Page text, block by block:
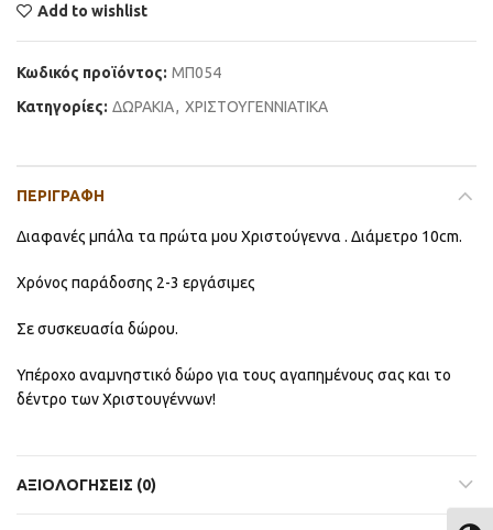
Add to wishlist
Κωδικός προϊόντος: ΜΠ054
Κατηγορίες: ΔΩΡΑΚΙΑ, ΧΡΙΣΤΟΥΓΕΝΝΙΑΤΙΚΑ
ΠΕΡΙΓΡΑΦΉ
Διαφανές μπάλα τα πρώτα μου Χριστούγεννα . Διάμετρο 10cm.
Χρόνος παράδοσης 2-3 εργάσιμες
Σε συσκευασία δώρου.
Υπέροχο αναμνηστικό δώρο για τους αγαπημένους σας και το
δέντρο των Χριστουγέννων!
ΑΞΙΟΛΟΓΉΣΕΙΣ (0)